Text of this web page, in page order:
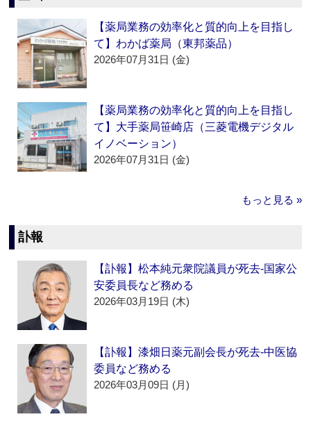
【薬局業務の効率化と質的向上を目指し
て】わかば薬局（東邦薬品）
2026年07月31日 (金)
【薬局業務の効率化と質的向上を目指し
て】大手薬局笹崎店（三菱電機デジタル
イノベーション）
2026年07月31日 (金)
もっと見る »
訃報
【訃報】松本純元衆院議員が死去‐国家公
安委員長など務める
2026年03月19日 (木)
【訃報】漆畑日薬元副会長が死去‐中医協
委員など務める
2026年03月09日 (月)